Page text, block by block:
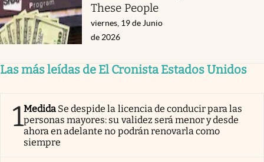
These People
viernes, 19 de Junio
de 2026
Las más leídas de El Cronista Estados Unidos
1Medida Se despide la licencia de conducir para las
personas mayores: su validez será menor y desde
ahora en adelante no podrán renovarla como
siempre